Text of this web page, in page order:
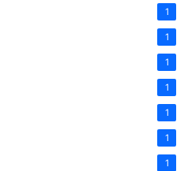
1
1
1
1
1
1
1